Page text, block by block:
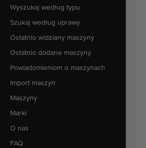
Wyszukaj według typu
Szukaj według uprawy
Ostatnio widziany maszyny
Ostatnio dodane maszyny
Powiadomieniom o maszynach
Import maszyn
Maszyny
Marki
O nas
FAQ